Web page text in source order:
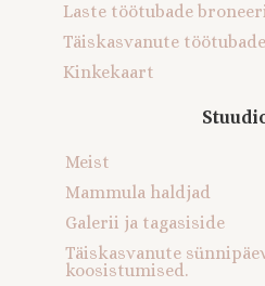
Laste töötubade
Täiskasvanute
Kinkekaart
Meist
Mammula haldjad
Galerii ja tagasiside
Täiskasvanute
koosistumised.